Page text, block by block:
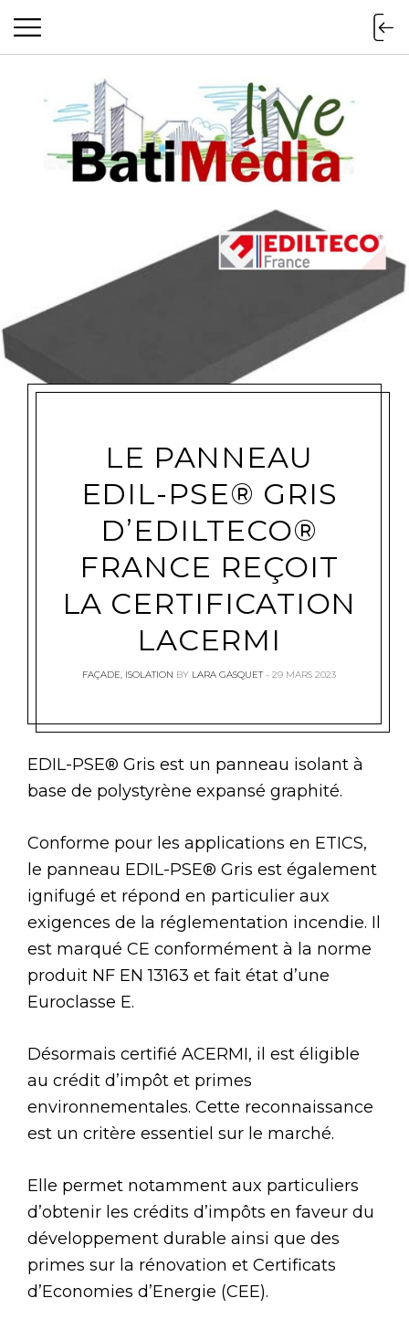
Batimedialive
LE PANNEAU
EDIL-PSE® GRIS
D’EDILTECO®
FRANCE REÇOIT
LA CERTIFICATION
LACERMI
FAÇADE, ISOLATION BY LARA GASQUET 29 MARS 2023
EDIL-PSE® Gris est un panneau isolant à
base de polystyrène expansé graphité.
Conforme pour les applications en ETICS,
le panneau EDIL-PSE® Gris est également
ignifugé et répond en particulier aux
exigences de la réglementation incendie. Il
est marqué CE conformément à la norme
produit NF EN 13163 et fait état d’une
Euroclasse E.
Désormais certifié ACERMI, il est éligible
au crédit d’impôt et primes
environnementales. Cette reconnaissance
est un critère essentiel sur le marché.
Elle permet notamment aux particuliers
d’obtenir les crédits d’impôts en faveur du
développement durable ainsi que des
primes sur la rénovation et Certificats
d’Economies d’Energie (CEE).